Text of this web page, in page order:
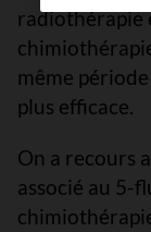
radiothérapie
même
plus efficace.
On a recours
associé au 5-